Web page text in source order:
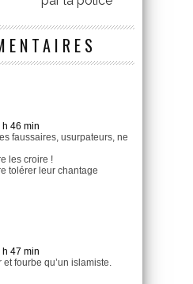
46 min
faussaires, usurpateurs, ne
les croire !
tolérer leur chantage
47 min
fourbe qu’un islamiste.